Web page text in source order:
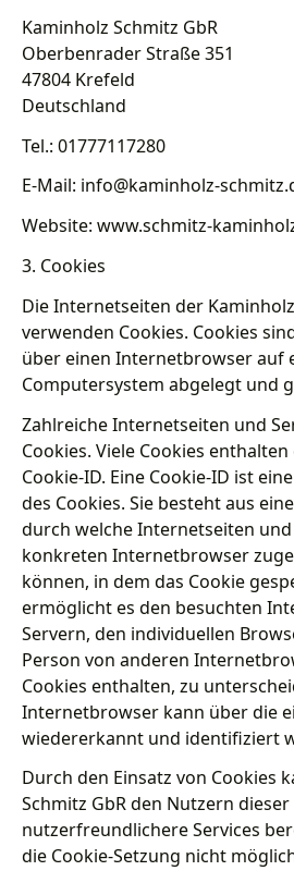
Kaminholz Schmitz GbR
Oberbenrader Straße 351
47804 Krefeld
Deutschland
Tel.: 01777117280
E-Mail: info@kaminholz-
Website: www.schmitz-
3. Cookies
Die Internetseiten der
verwenden Cookies. Cookies
über einen Internetbrowser auf
Computersystem abgelegt und
Zahlreiche Internetseiten und
Cookies. Viele Cookies
Cookie-ID. Eine Cookie-ID ist
des Cookies. Sie besteht aus
durch welche Internetseiten und
konkreten Internetbrowser
können, in dem das Cookie
ermöglicht es den besuchten
Servern, den individuellen
Person von anderen
Cookies enthalten, zu
Internetbrowser kann über die
wiedererkannt und identifiziert
Durch den Einsatz von Cookies
Schmitz GbR den Nutzern
nutzerfreundlichere Services
die Cookie-Setzung nicht